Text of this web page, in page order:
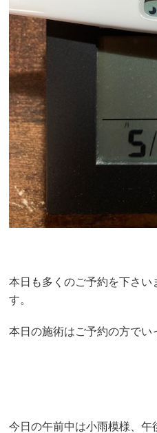
本日も多くのご予約を下さい
す。
本日の施術はご予約の方でい
今日の午前中は小雨模様、午